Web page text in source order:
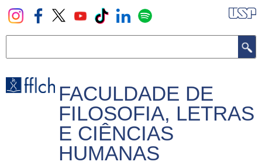
Pular
para
principal
FACULDADE DE
FILOSOFIA, LETRAS
E CIÊNCIAS
HUMANAS